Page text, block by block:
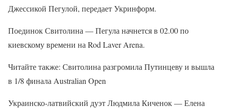
Джессикой Пегулой, передает Укринформ.
Поединок Свитолина — Пегула начнется в 02.00 по
киевскому времени на Rod Laver Arena.
Читайте также: Свитолина разгромила Путинцеву и вышла
в 1/8 финала Australian Open
Украинско-латвийский дуэт Людмила Киченок — Елена